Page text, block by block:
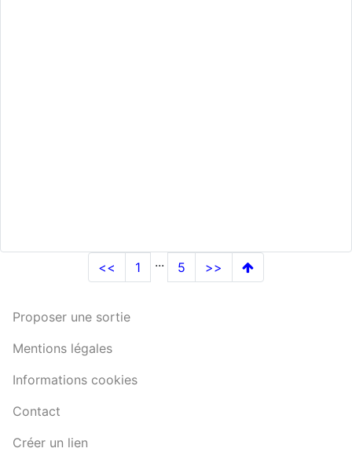
<< 1 ... 5 >>
Proposer une sortie
Mentions légales
Informations cookies
Contact
Créer un lien